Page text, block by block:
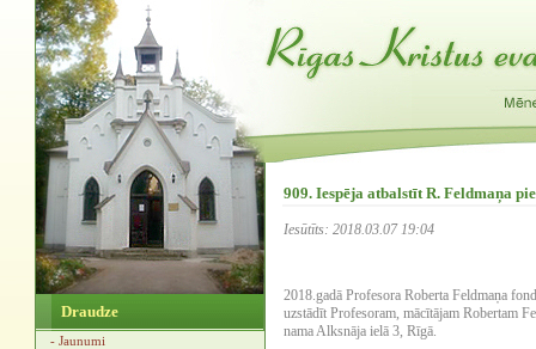
Draudze
- Jaunumi
909. Iespēja atbalstīt R. Feldmaņa
Iesūtīts: 2018.03.07 19:04
2018.gadā Profesora Roberta Feldmaņa
uzstādīt Profesoram, mācītājam Robertam
nama Alksnāja ielā 3, Rīgā.